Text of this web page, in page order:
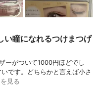
い瞳になれるつけまつげ
ーがついて1000円ほどでし
です。どちらかと言えば小さ
見る